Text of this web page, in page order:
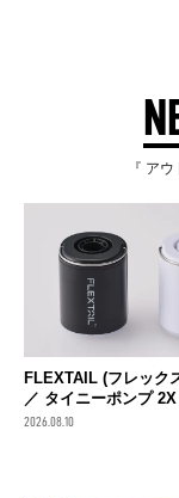
『 ア
FLEXTAIL (フレック
／ タイニーポンプ 2X
2026.08.10